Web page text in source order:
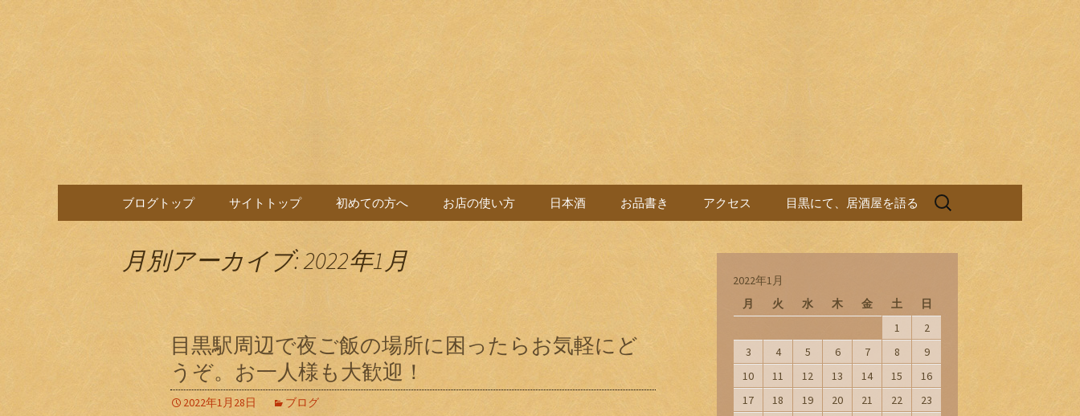
目黒ほろよい党
コンテンツへ移動
ブログトップ サイトトップ 初めての方へ お店の使い方 日本酒 お品書き アクセス 目黒にて、居酒屋を語る
検
月別アーカイブ: 2022年1月
目黒駅周辺で夜ご飯の場所に困ったらお気軽にど
うぞ。お一人様も大歓迎！
2022年1月28日 ブログ
2022年1月
月
火 水 木 金 土 日
1
2
3
4 5 6 7 8
9
10
11 12 13 14 15
16
17
18 19 20 21 22
23